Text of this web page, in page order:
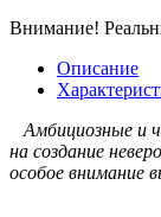
Внимание!
Описание
Амбициозные и
на создание
особое внимание